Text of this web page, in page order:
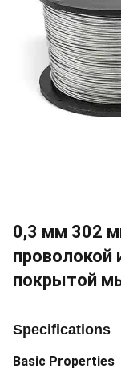
0,3 мм 302
проволокой
покрытой
Specifications
Basic Properties